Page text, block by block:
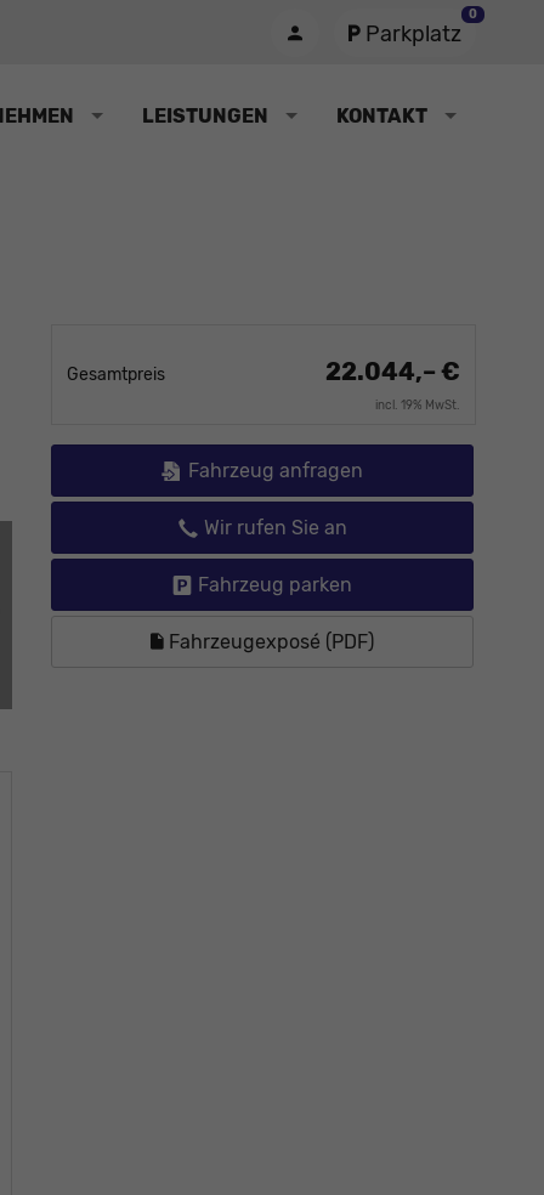
Parkplatz
0
LEISTUNGEN KONTAKT
Gesamtpreis 22.044,– €
incl. 19% MwSt.
Fahrzeug anfragen
Wir rufen Sie an
Fahrzeug parken
Fahrzeugexposé (PDF)